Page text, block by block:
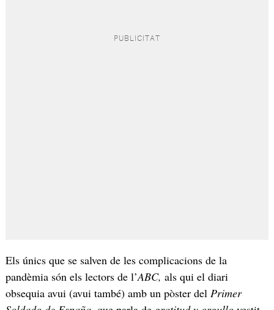
Els únics que se salven de les complicacions de la
pandèmia són els lectors de l’ABC, als qui el diari
obsequia avui (avui també) amb un pòster del Primer